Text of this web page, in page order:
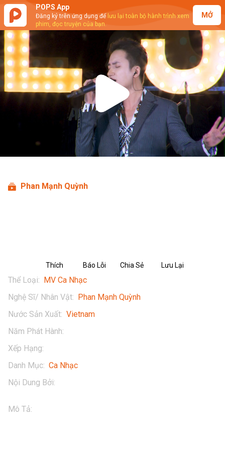
POPS App
Đăng ký trên ứng dụng để lưu lại toàn bộ hành trình xem
phim, đọc truyện của bạn.
MỞ
Play
Video
Phan Mạnh Quỳnh
Thích Báo Lỗi Chia Sẻ Lưu Lại
Mô Tả:
Thể Loại: MV Ca Nhạc
Nghệ Sĩ/ Nhân Vật: Phan Mạnh Quỳnh
Nước Sản Xuất: Vietnam
Năm Phát Hành:
Xếp Hạng:
Danh Mục: Ca Nhạc
Nội Dung Bởi: